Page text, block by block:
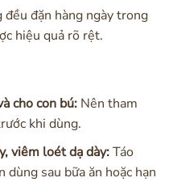
đặn hàng ngày trong
hiệu quả rõ rệt.
cho con bú:Nên tham
khi dùng.
viêm loét dạ dày:Táo
dùng sau bữa ăn hoặc hạn